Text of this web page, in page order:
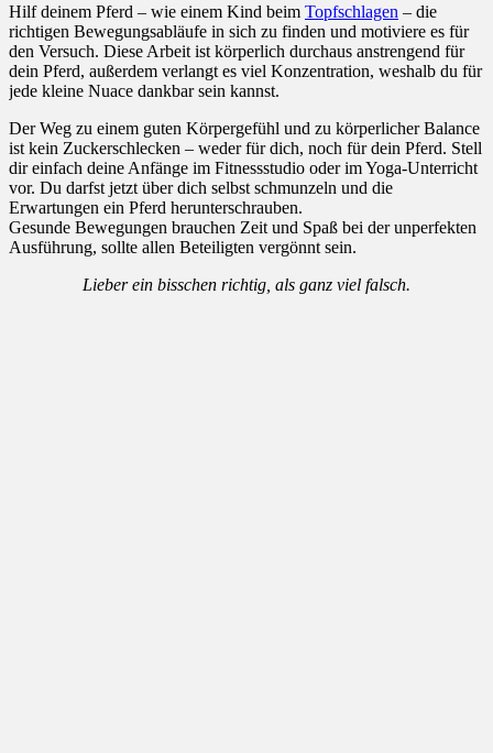
Hilf deinem Pferd – wie einem Kind beim Topfschlagen – die
richtigen Bewegungsabläufe in sich zu finden und motiviere es für
den Versuch. Diese Arbeit ist körperlich durchaus anstrengend für
dein Pferd, außerdem verlangt es viel Konzentration, weshalb du für
jede kleine Nuace dankbar sein kannst.
Der Weg zu einem guten Körpergefühl und zu körperlicher Balance
ist kein Zuckerschlecken – weder für dich, noch für dein Pferd. Stell
dir einfach deine Anfänge im Fitnessstudio oder im Yoga-Unterricht
vor. Du darfst jetzt über dich selbst schmunzeln und die
Erwartungen ein Pferd herunterschrauben.
Gesunde Bewegungen brauchen Zeit und Spaß bei der unperfekten
Ausführung, sollte allen Beteiligten vergönnt sein.
Lieber ein bisschen richtig, als ganz viel falsch.